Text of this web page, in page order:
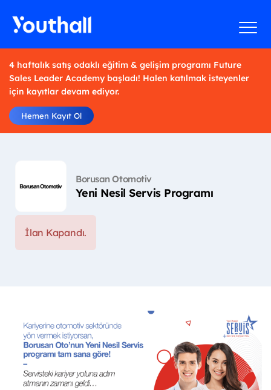
4 haftalık satış odaklı eğitim & gelişim programı Future
Sales Leader Academy başladı! Halen katılmak isteyenler
için kayıtlar devam ediyor.
Hemen Kayıt Ol
Borusan Otomotiv
Yeni Nesil Servis Programı
İlan Kapandı.